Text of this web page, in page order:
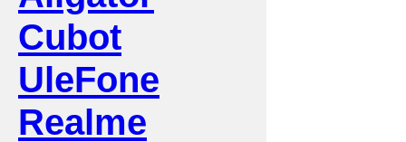
Cubot
UleFone
Realme